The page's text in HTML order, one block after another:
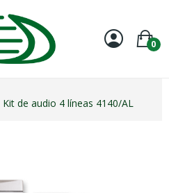
0
Kit de audio 4 líneas 4140/AL